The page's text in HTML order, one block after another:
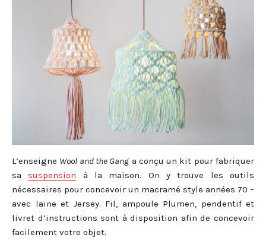
L’enseigne Wool and the Gang a conçu un kit pour fabriquer
sa suspension à la maison. On y trouve les outils
nécessaires pour concevoir un macramé style années 70 –
avec laine et Jersey. Fil, ampoule Plumen, pendentif et
livret d’instructions sont à disposition afin de concevoir
facilement votre objet.